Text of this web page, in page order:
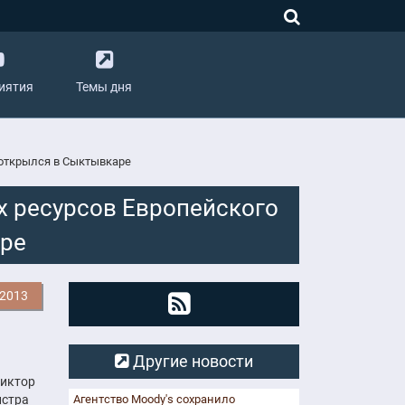
Темы дня
в Сыктывкаре
Европейского
Другие новости
Агентство Moody's сохранило